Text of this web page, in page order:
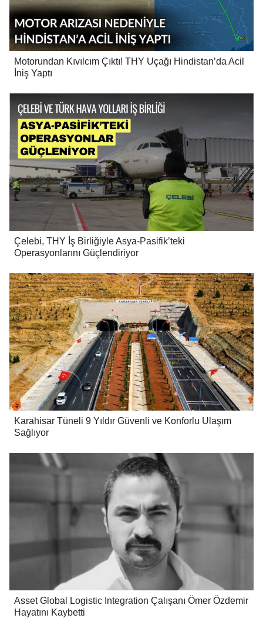
Motorundan Kıvılcım Çıktı! THY Uçağı Hindistan’da Acil
İniş Yaptı
Çelebi, THY İş Birliğiyle Asya-Pasifik’teki
Operasyonlarını Güçlendiriyor
Karahisar Tüneli 9 Yıldır Güvenli ve Konforlu Ulaşım
Sağlıyor
Asset Global Logistic Integration Çalışanı Ömer Özdemir
Hayatını Kaybetti